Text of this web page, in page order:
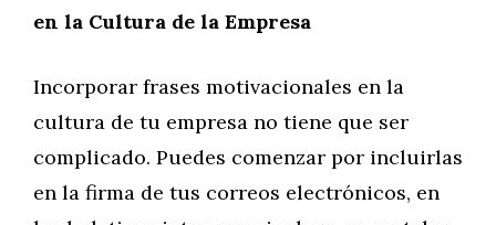
en la Cultura de la Empresa
Incorporar frases motivacionales en la
cultura de tu empresa no tiene que ser
complicado. Puedes comenzar por incluirlas
en la firma de tus correos electrónicos, en